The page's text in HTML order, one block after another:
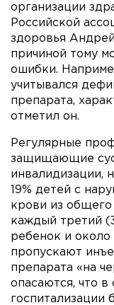
организации
Российской
здоровья
причиной тому
ошибки.
учитывался
препарата,
отметил он.
Регулярные
защищающие
инвалидизации,
19% детей с
крови из
каждый третий
ребенок и
пропускают
препарата «на
опасаются, что в
госпитализации